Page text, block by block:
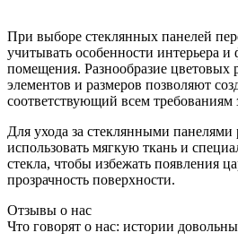
При выборе стеклянных панелей
учитывать особенности интерьера
помещения. Разнообразие цветовых
элементов и размеров позволяют
соответствующий всем требованиям
Для ухода за стеклянными панелями
использовать мягкую ткань и
стекла, чтобы избежать появления
прозрачность поверхности.
Отзывы о нас
Что говорят о нас: истории